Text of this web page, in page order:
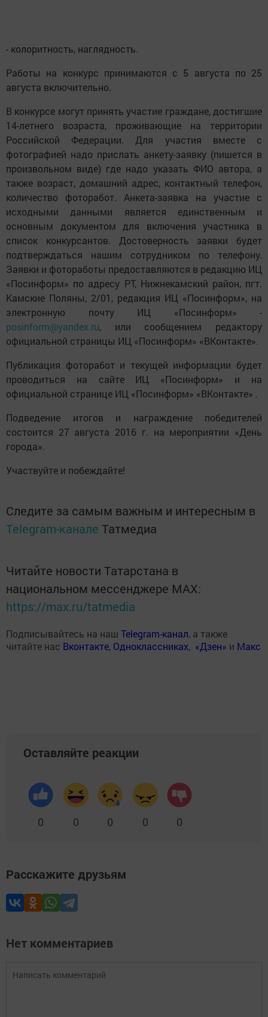
- колоритность, наглядность.
Работы на конкурс принимаются с 5 августа по 25
августа включительно.
В конкурсе могут принять участие граждане, достигшие
14-летнего возраста, проживающие на территории
Российской Федерации. Для участия вместе с
фотографией надо прислать анкету-заявку (пишется в
произвольном виде) где надо указать ФИО автора, а
также возраст, домашний адрес, контактный телефон,
количество фоторабот. Анкета-заявка на участие с
исходными данными является единственным и
основным документом для включения участника в
список конкурсантов. Достоверность заявки будет
подтверждаться нашим сотрудником по телефону.
Заявки и фотоработы предоставляются в редакцию ИЦ
«Посинформ» по адресу РТ, Нижнекамский район, пгт.
Камские Поляны, 2/01, редакция ИЦ «Посинформ», на
электронную почту ИЦ «Посинформ» -
posinform@yandex.ru, или сообщением редактору
официальной страницы ИЦ «Посинформ» «ВКонтакте».
Публикация фоторабот и текущей информации будет
проводиться на сайте ИЦ «Посинформ» и на
официальной странице ИЦ «Посинформ» «ВКонтакте» .
Подведение итогов и награждение победителей
состоится 27 августа 2016 г. на мероприятии «День
города».
Участвуйте и побеждайте!
Следите за самым важным и интересным в
Telegram-канале Татмедиа
Читайте новости Татарстана в
национальном мессенджере MАХ:
https://max.ru/tatmedia
Подписывайтесь на наш Telegram-канал, а также
читайте нас Вконтакте, Одноклассниках, «Дзен» и Макс
Оставляйте реакции
0 0 0 0 0
Расскажите друзьям
Нет комментариев